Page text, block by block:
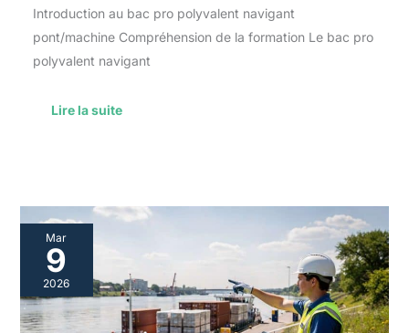
Introduction au bac pro polyvalent navigant
pont/machine Compréhension de la formation Le bac pro
polyvalent navigant
Lire la suite
Mar
9
2026
Astuces
pour
réussir
son
stage
en